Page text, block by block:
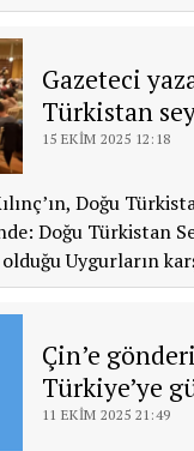
Gazeteci
Türkistan
15 EKIM 2025 12:18
Doğu
Doğu Türkistan
Uygurların
Çin’e
Türkiye’ye
11 EKIM 2025 21:49